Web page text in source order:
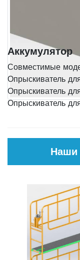
Аккумулятор
Совместимые
Опрыскиватель
Опрыскиватель
Опрыскиватель
Наши